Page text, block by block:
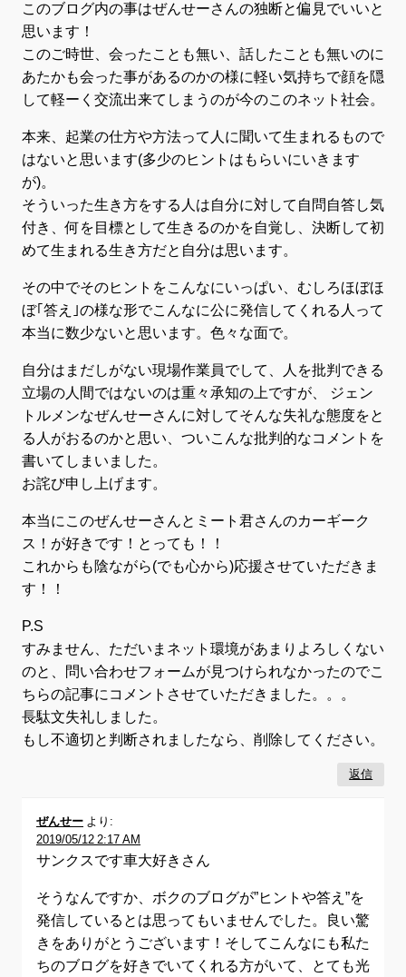
このブログ内の事はぜんせーさんの独断と偏見でいいと
思います！
このご時世、会ったことも無い、話したことも無いのに
あたかも会った事があるのかの様に軽い気持ちで顔を隠
して軽ーく交流出来てしまうのが今のこのネット社会。
本来、起業の仕方や方法って人に聞いて生まれるもので
はないと思います(多少のヒントはもらいにいきます
が)。
そういった生き方をする人は自分に対して自問自答し気
付き、何を目標として生きるのかを自覚し、決断して初
めて生まれる生き方だと自分は思います。
その中でそのヒントをこんなにいっぱい、むしろほぼほ
ぼ｢答え｣の様な形でこんなに公に発信してくれる人って
本当に数少ないと思います。色々な面で。
自分はまだしがない現場作業員でして、人を批判できる
立場の人間ではないのは重々承知の上ですが、 ジェン
トルメンなぜんせーさんに対してそんな失礼な態度をと
る人がおるのかと思い、ついこんな批判的なコメントを
書いてしまいました。
お詫び申し上げます。
本当にこのぜんせーさんとミート君さんのカーギーク
ス！が好きです！とっても！！
これからも陰ながら(でも心から)応援させていただきま
す！！
P.S
すみません、ただいまネット環境があまりよろしくない
のと、問い合わせフォームが見つけられなかったのでこ
ちらの記事にコメントさせていただきました。。。
長駄文失礼しました。
もし不適切と判断されましたなら、削除してください。
返信
ぜんせー より:
2019/05/12 2:17 AM
サンクスです車大好きさん
そうなんですか、ボクのブログが”ヒントや答え”を
発信しているとは思ってもいませんでした。良い驚
きをありがとうございます！そしてこんなにも私た
ちのブログを好きでいてくれる方がいて、とても光